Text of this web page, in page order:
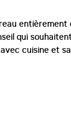
entièrement
qui
cuisine et